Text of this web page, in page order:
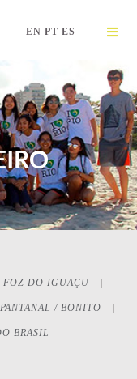
EN PT ES
FOZ DO IGUAÇU
PANTANAL / BONITO
BRASIL